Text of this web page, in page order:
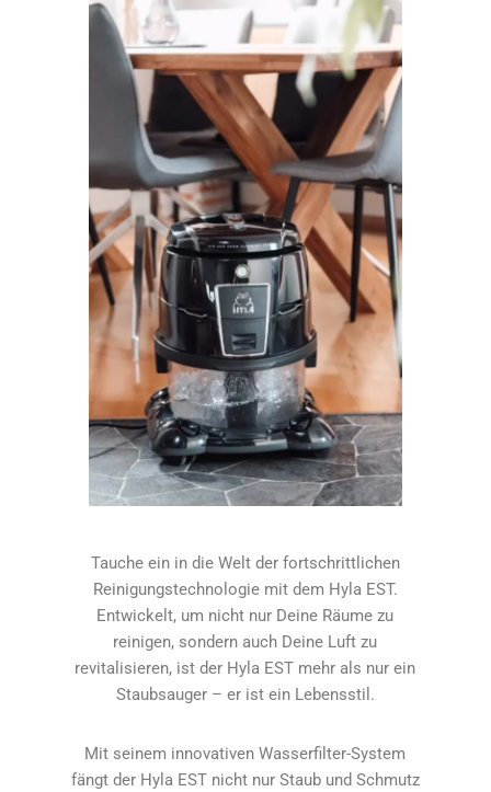
Tauche ein in die Welt der fortschrittlichen
Reinigungstechnologie mit dem Hyla EST.
Entwickelt, um nicht nur Deine Räume zu
reinigen, sondern auch Deine Luft zu
revitalisieren, ist der Hyla EST mehr als nur ein
Staubsauger – er ist ein Lebensstil.
Mit seinem innovativen Wasserfilter-System
fängt der Hyla EST nicht nur Staub und Schmutz